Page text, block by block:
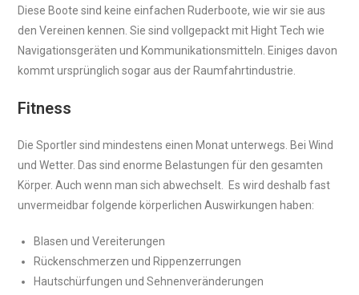
Diese Boote sind keine einfachen Ruderboote, wie wir sie aus
den Vereinen kennen. Sie sind vollgepackt mit Hight Tech wie
Navigationsgeräten und Kommunikationsmitteln. Einiges davon
kommt ursprünglich sogar aus der Raumfahrtindustrie.
Fitness
Die Sportler sind mindestens einen Monat unterwegs. Bei Wind
und Wetter. Das sind enorme Belastungen für den gesamten
Körper. Auch wenn man sich abwechselt. Es wird deshalb fast
unvermeidbar folgende körperlichen Auswirkungen haben:
Blasen und Vereiterungen
Rückenschmerzen und Rippenzerrungen
Hautschürfungen und Sehnenveränderungen